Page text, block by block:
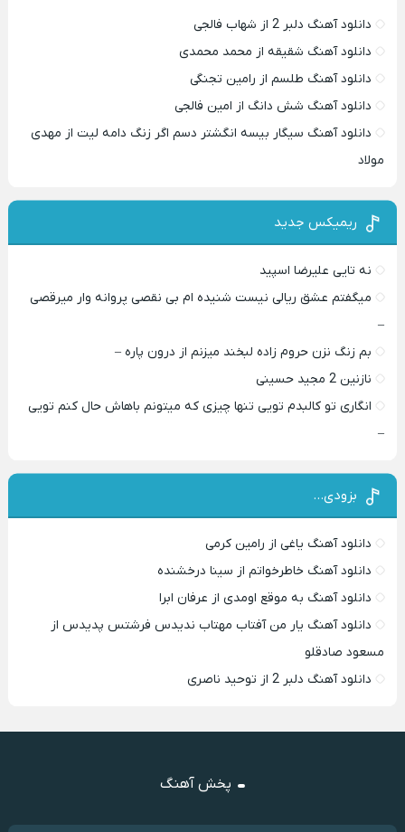
دانلود آهنگ دلبر 2 از شهاب فالجی
دانلود آهنگ شقیقه از محمد محمدی
دانلود آهنگ طلسم از رامین تجنگی
دانلود آهنگ شش دانگ از امین فالجی
دانلود آهنگ سیگار بیسه انگشتر دسم اگر زنگ دامه لیت از مهدی
مولاد
ریمیکس جدید
نه تایی علیرضا اسپید
میگفتم عشق ریالی نیست شنیده ام بی نقصی پروانه وار میرقصی
–
بم زنگ نزن حروم زاده لبخند میزنم از درون پاره –
نازنین 2 مجید حسینی
انگاری تو کالبدم تویی تنها چیزی که میتونم باهاش حال کنم تویی
–
بزودی…
دانلود آهنگ یاغی از رامین کرمی
دانلود آهنگ خاطرخواتم از سینا درخشنده
دانلود آهنگ به موقع اومدی از عرفان ابرا
دانلود آهنگ یار من آفتاب مهتاب ندیدس فرشتس پدیدس از
مسعود صادقلو
دانلود آهنگ دلبر 2 از توحید ناصری
پخش آهنگ